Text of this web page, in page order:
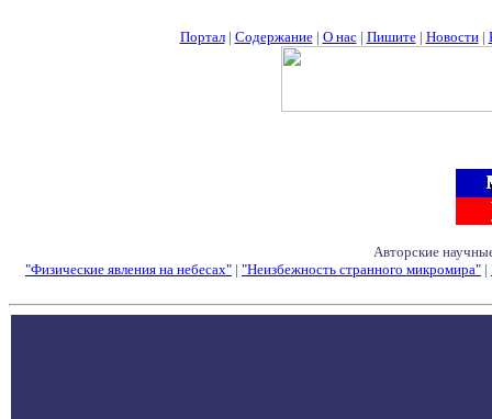
Портал| Содержание| О нас| Пишите| Новости|
Авторские
"Физические явления на небесах" | "Неизбежность странного микромира" |